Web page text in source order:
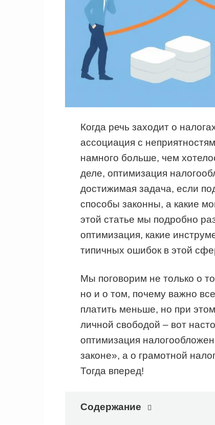
Когда речь заходит о
ассоциация с
намного больше, чем
деле, оптимизация
достижимая задача, если
способы законны, а какие
этой статье мы подробно
оптимизация, какие
типичных ошибок в этой
Мы поговорим не только о
но и о том, почему важно
платить меньше, но при
личной свободой – вот
оптимизация
законе», а о грамотной
Тогда вперед!
Содержание